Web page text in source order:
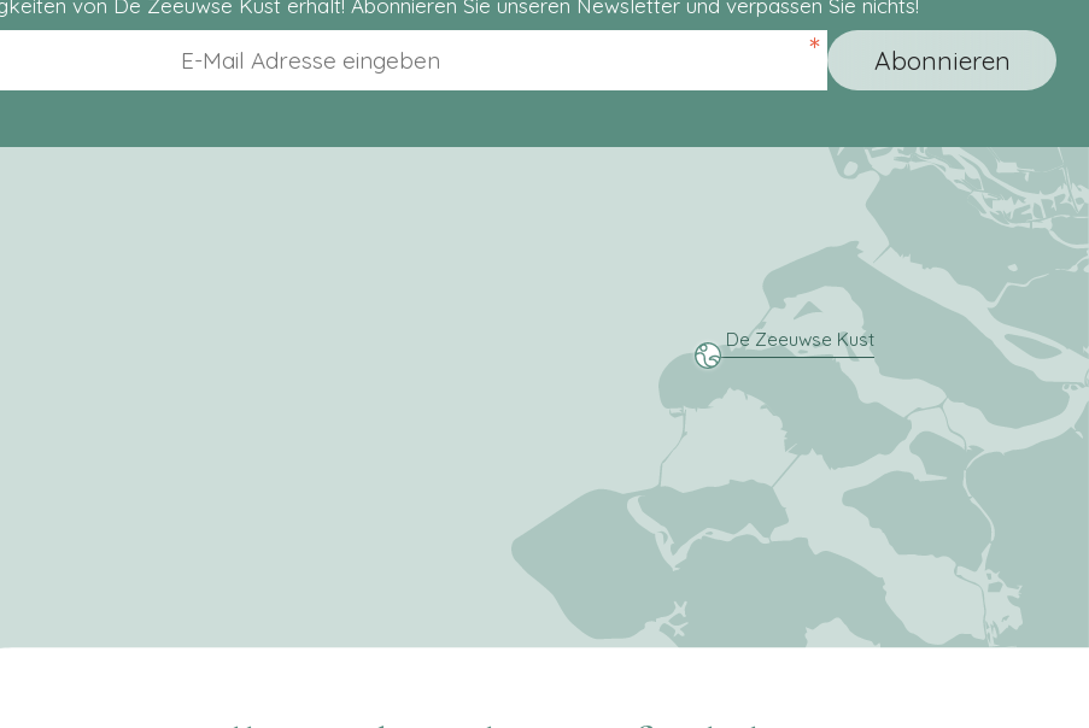
von De Zeeuwse Kust erhält! Abonnieren Sie unseren Newsletter und verpassen Sie nichts!
*